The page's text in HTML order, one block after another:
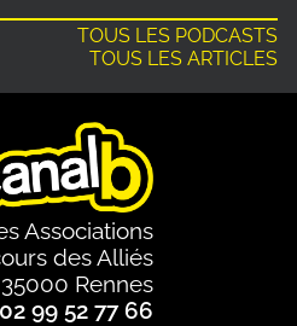
TOUS LES PODCASTS
TOUS LES ARTICLES
Associations
des Alliés
35000 Rennes
99 52 77 66